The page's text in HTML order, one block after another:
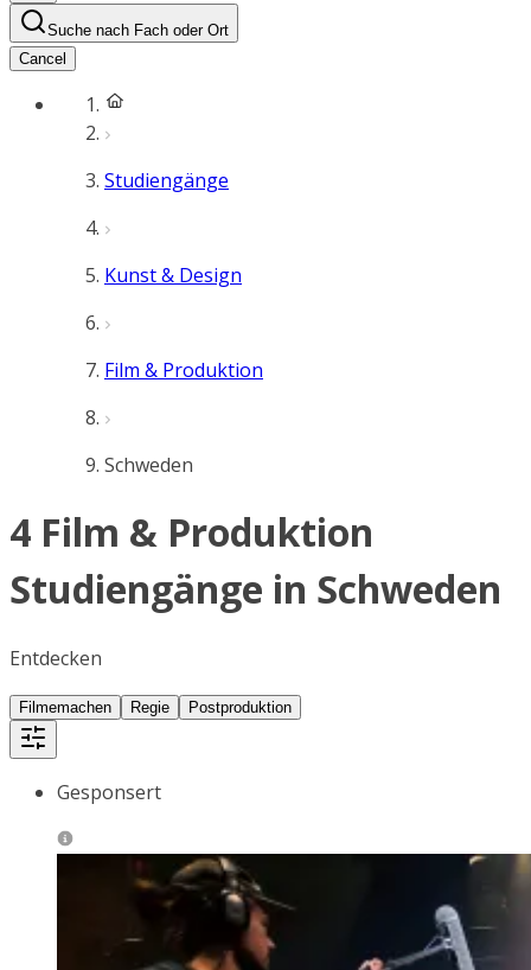
Suche nach Fach oder Ort
Cancel
Studiengänge
Kunst & Design
Film & Produktion
Schweden
4 Film & Produktion
Studiengänge in Schweden
Entdecken
Filmemachen Regie Postproduktion
Gesponsert